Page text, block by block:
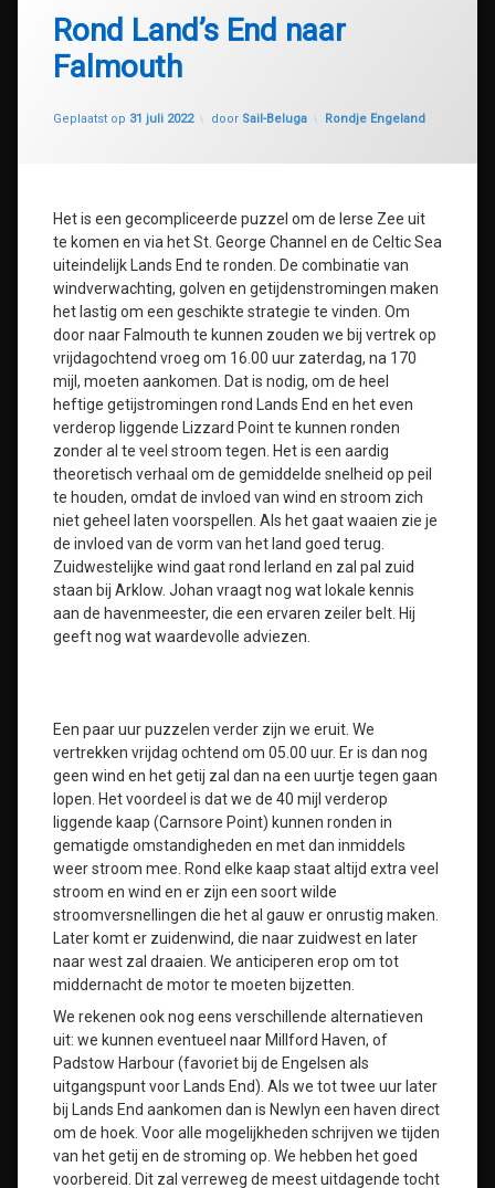
Rond Land’s End naar
Falmouth
Geplaatst op 31 juli 2022
Geüpdatet op 1 augustus 2022
door Sail-Beluga Categorieën:
Rondje Engeland
Het is een gecompliceerde puzzel om de Ierse Zee uit
te komen en via het St. George Channel en de Celtic Sea
uiteindelijk Lands End te ronden. De combinatie van
windverwachting, golven en getijdenstromingen maken
het lastig om een geschikte strategie te vinden. Om
door naar Falmouth te kunnen zouden we bij vertrek op
vrijdagochtend vroeg om 16.00 uur zaterdag, na 170
mijl, moeten aankomen. Dat is nodig, om de heel
heftige getijstromingen rond Lands End en het even
verderop liggende Lizzard Point te kunnen ronden
zonder al te veel stroom tegen. Het is een aardig
theoretisch verhaal om de gemiddelde snelheid op peil
te houden, omdat de invloed van wind en stroom zich
niet geheel laten voorspellen. Als het gaat waaien zie je
de invloed van de vorm van het land goed terug.
Zuidwestelijke wind gaat rond Ierland en zal pal zuid
staan bij Arklow. Johan vraagt nog wat lokale kennis
aan de havenmeester, die een ervaren zeiler belt. Hij
geeft nog wat waardevolle adviezen.
Een paar uur puzzelen verder zijn we eruit. We
vertrekken vrijdag ochtend om 05.00 uur. Er is dan nog
geen wind en het getij zal dan na een uurtje tegen gaan
lopen. Het voordeel is dat we de 40 mijl verderop
liggende kaap (Carnsore Point) kunnen ronden in
gematigde omstandigheden en met dan inmiddels
weer stroom mee. Rond elke kaap staat altijd extra veel
stroom en wind en er zijn een soort wilde
stroomversnellingen die het al gauw er onrustig maken.
Later komt er zuidenwind, die naar zuidwest en later
naar west zal draaien. We anticiperen erop om tot
middernacht de motor te moeten bijzetten.
We rekenen ook nog eens verschillende alternatieven
uit: we kunnen eventueel naar Millford Haven, of
Padstow Harbour (favoriet bij de Engelsen als
uitgangspunt voor Lands End). Als we tot twee uur later
bij Lands End aankomen dan is Newlyn een haven direct
om de hoek. Voor alle mogelijkheden schrijven we tijden
van het getij en de stroming op. We hebben het goed
voorbereid. Dit zal verreweg de meest uitdagende tocht